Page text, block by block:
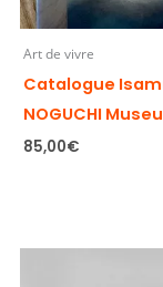
Art de vivre
Catalogue
NOGUCHI
85,00€